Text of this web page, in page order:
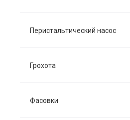
Перистальтический насос
Грохота
Фасовки